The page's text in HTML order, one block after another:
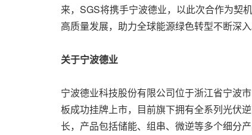
来，SGS将携手宁波德业，以此次合作为契
高质量发展，助力全球能源绿色转型不断深
关于宁波德业
宁波德业科技股份有限公司位于浙江省宁波
板成功挂牌上市，目前旗下拥有全系列光伏
长，产品包括储能、组串、微逆等多个细分